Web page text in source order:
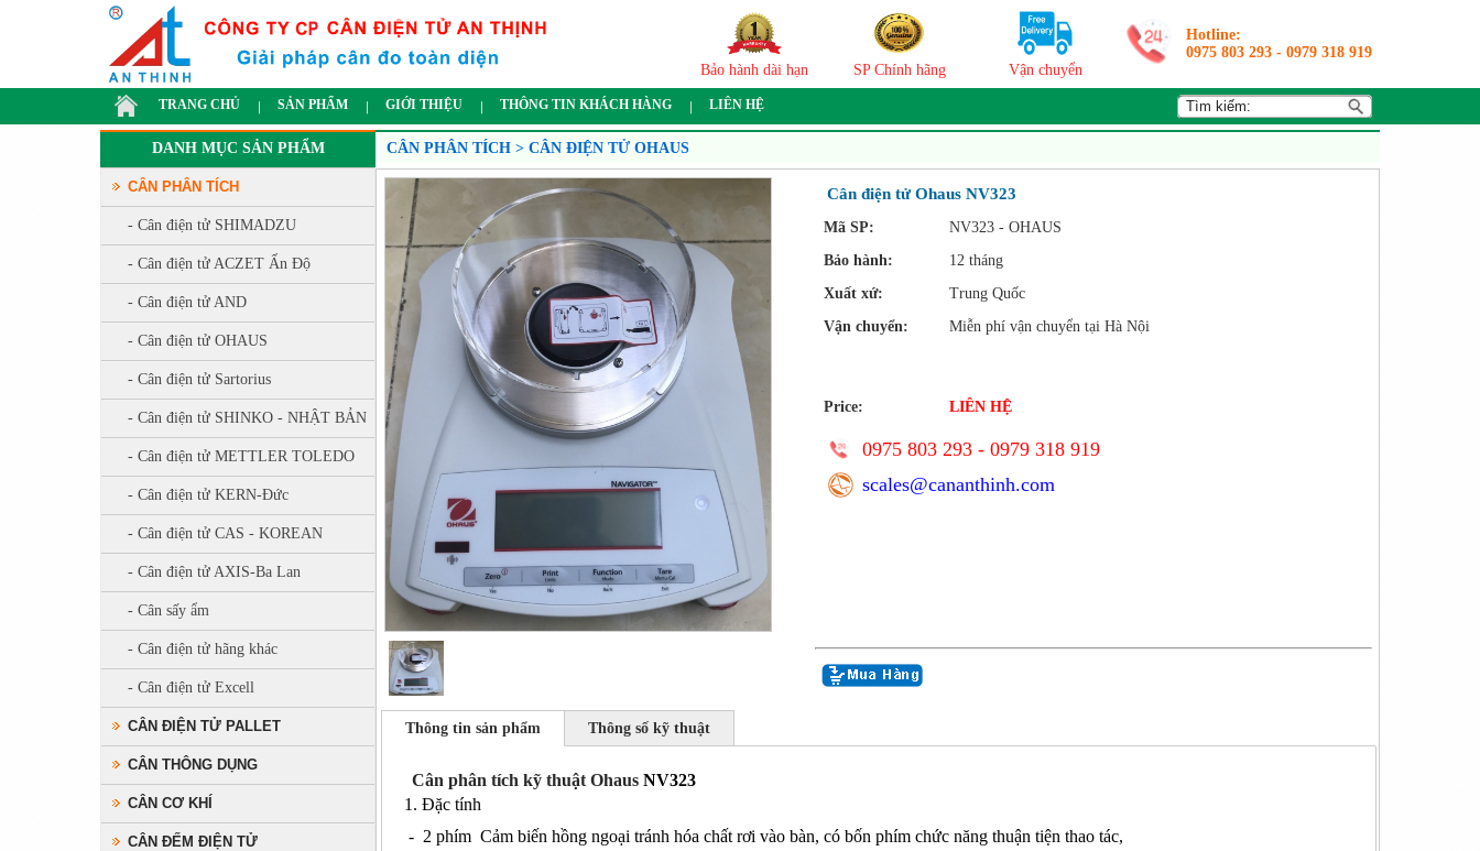
Bảo hành dài hạn SP Chính hãng Vận chuyển
Hotline:
0975 803 293 - 0979 318 919
TRANG CHỦ SẢN PHẨM GIỚI THIỆU THÔNG TIN KHÁCH HÀNG LIÊN HỆ
DANH MỤC SẢN PHẨM
CÂN PHÂN TÍCH
- Cân điện tử SHIMADZU
- Cân điện tử ACZET Ấn Độ
- Cân điện tử AND
- Cân điện tử OHAUS
- Cân điện tử Sartorius
- Cân điện tử SHINKO - NHẬT BẢN
- Cân điện tử METTLER TOLEDO
- Cân điện tử KERN-Đức
- Cân điện tử CAS - KOREAN
- Cân điện tử AXIS-Ba Lan
- Cân sấy ẩm
- Cân điện tử hãng khác
- Cân điện tử Excell
CÂN ĐIỆN TỬ PALLET
CÂN THÔNG DỤNG
CÂN CƠ KHÍ
CÂN ĐẾM ĐIỆN TỬ
CÂN PHÂN TÍCH > CÂN ĐIỆN TỬ OHAUS
Cân điện tử Ohaus NV323
Mã SP:
NV323 - OHAUS
Bảo hành:
12 tháng
Xuất xứ:
Trung Quốc
Vận chuyển:
Miễn phí vận chuyển tại Hà Nội
Price: LIÊN HỆ
0975 803 293 - 0979 318 919
scales@cananthinh.com
Thông tin sản phẩm Thông số kỹ thuật
Cân phân tích kỹ thuật Ohaus NV323
1. Đặc tính
- 2 phím Cảm biến hồng ngoại tránh hóa chất rơi vào bàn, có bốn phím chức năng thuận tiện thao tác,